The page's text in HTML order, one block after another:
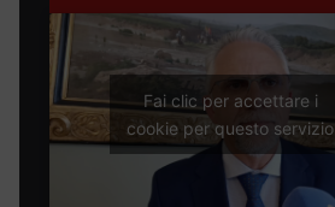
Fai clic per accettare i
cookie per questo servizio